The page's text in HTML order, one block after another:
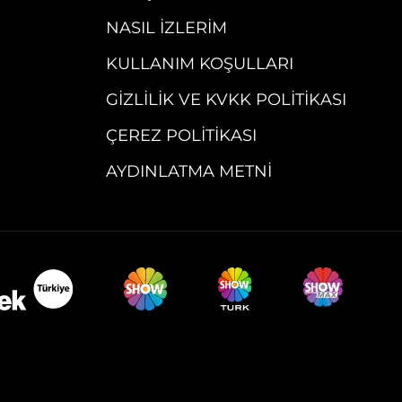
NASIL İZLERIM
KULLANIM KOŞULLARI
GIZLILIK VE KVKK POLITIKASI
ÇEREZ POLITIKASI
AYDINLATMA METNI